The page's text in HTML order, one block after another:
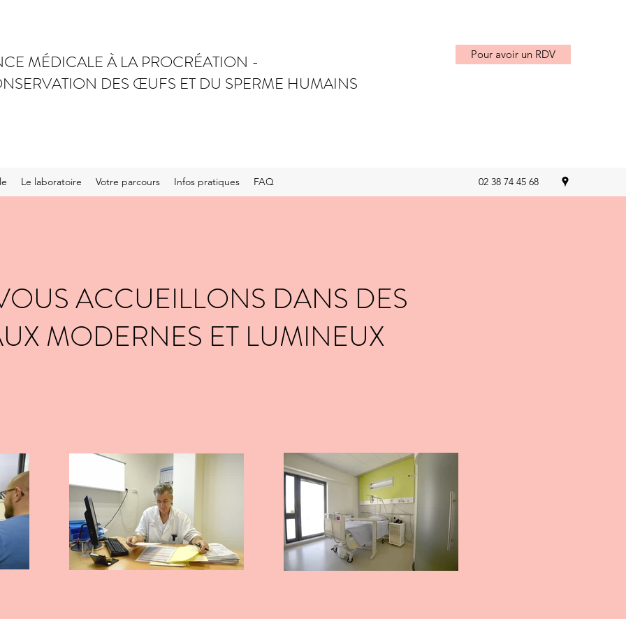
MÉDICALE À LA PROCRÉATION -
DES ŒUFS ET DU SPERME HUMAINS
Pour avoir un RDV
Le laboratoire Votre parcours Infos pratiques FAQ 02 38 74 45 68
ACCUEILLONS DANS DES
MODERNES ET LUMINEUX